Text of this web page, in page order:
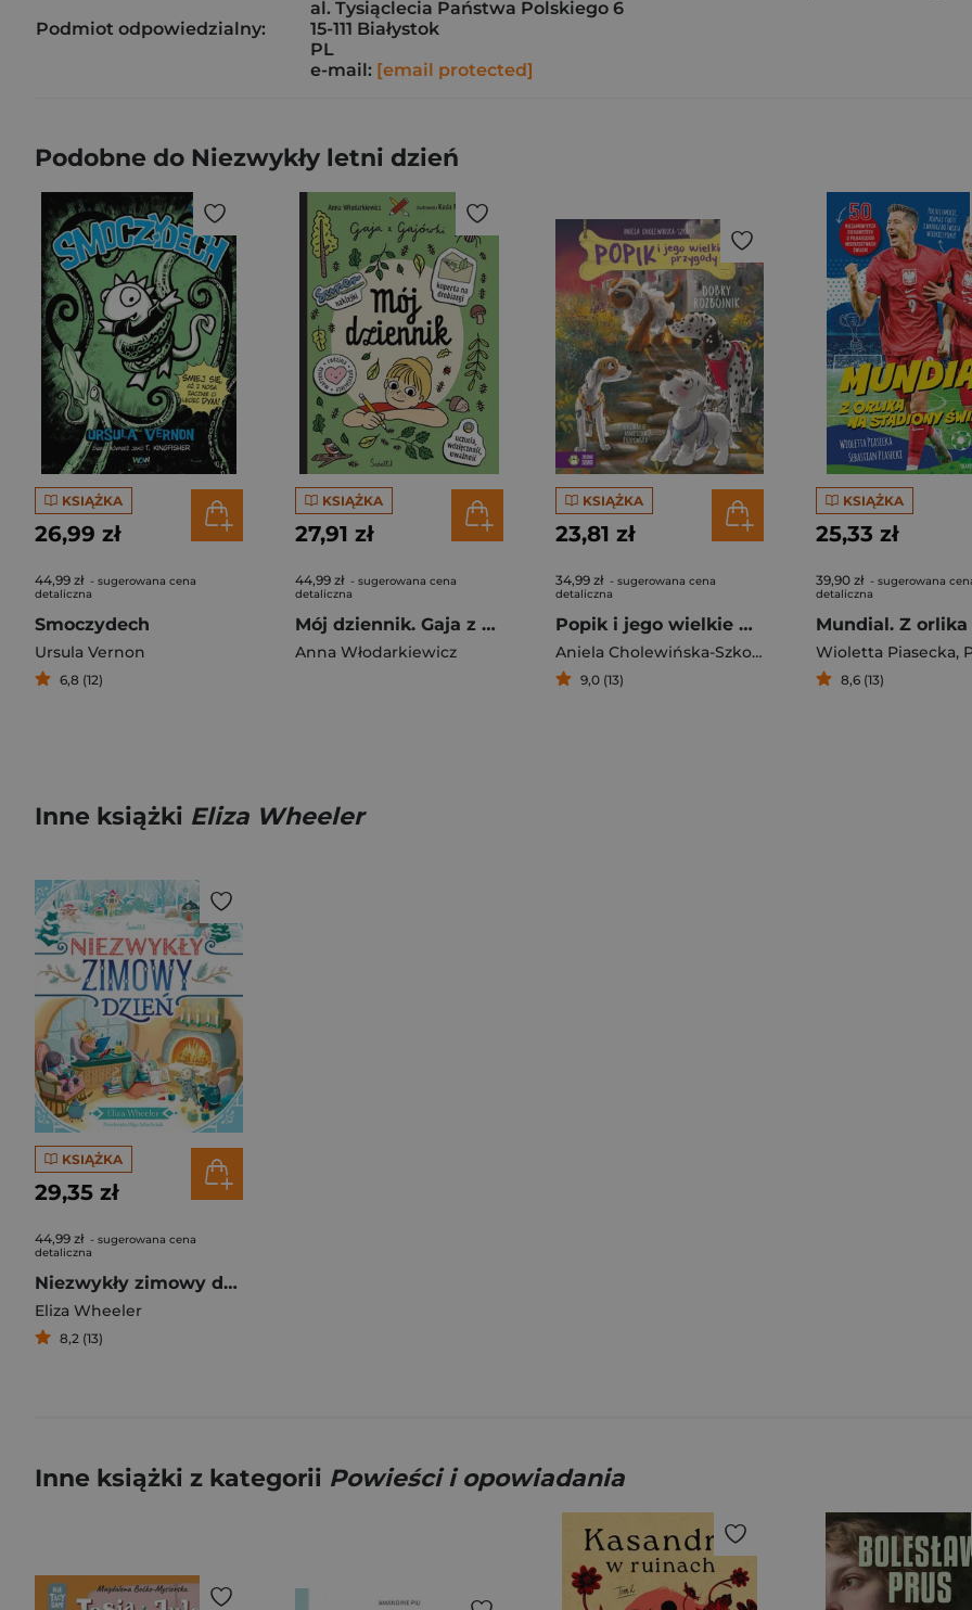
Podmiot odpowiedzialny:
al. Tysiąclecia Państwa Polskiego 6
15-111 Białystok
PL
e-mail: [email protected]
Podobne do Niezwykły letni dzień
KSIĄŻKA
26,99 zł
44,99 zł - sugerowana cena
detaliczna
Smoczydech
Ursula Vernon
6,8 (12)
KSIĄŻKA
27,91 zł
44,99 zł - sugerowana cena
detaliczna
Mój dziennik. Gaja z Gajówki
Anna Włodarkiewicz
KSIĄŻKA
23,81 zł
34,99 zł - sugerowana cena
detaliczna
Popik i jego wielkie przygody. Dobry rozbójnik
Aniela Cholewińska-Szkolik
9,0 (13)
KSIĄŻKA
25,33 zł
39,90 zł - sugerowana
detaliczna
Wioletta Piasecka,
8,6 (13)
Inne książki Eliza Wheeler
KSIĄŻKA
29,35 zł
44,99 zł - sugerowana cena
detaliczna
Niezwykły zimowy dzień
Eliza Wheeler
8,2 (13)
Inne książki z kategorii Powieści i opowiadania